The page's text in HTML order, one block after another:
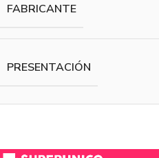
FABRICANTE
PRESENTACIÓN